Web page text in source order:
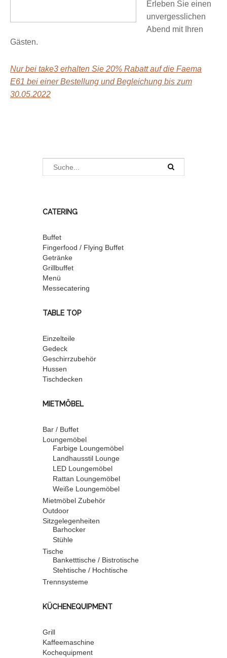
Erleben Sie einen
unvergesslichen
Abend mit Ihren
Gästen.
Nur bei take3 erhalten Sie 20% Rabatt auf die Faema
E61 bei einer Bestellung und Begleichung bis zum
30.05.2022
CATERING
Buffet
Fingerfood / Flying Buffet
Getränke
Grillbuffet
Menü
Messecatering
TABLE TOP
Einzelteile
Gedeck
Geschirrzubehör
Hussen
Tischdecken
MIETMÖBEL
Bar / Buffet
Loungemöbel
Farbige Loungemöbel
Landhausstil Lounge
LED Loungemöbel
Rattan Loungemöbel
Weiße Loungemöbel
Mietmöbel Zubehör
Outdoor
Sitzgelegenheiten
Barhocker
Stühle
Tische
Banketttische / Bistrotische
Stehtische / Hochtische
Trennsysteme
KÜCHENEQUIPMENT
Grill
Kaffeemaschine
Kochequipment